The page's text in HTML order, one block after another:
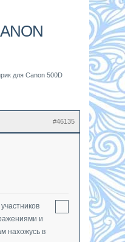
для Canon 500D
#46135
и
нахожусь в